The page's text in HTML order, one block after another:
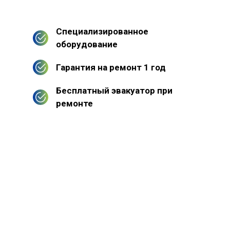
Специализированное
оборудование
Гарантия на ремонт 1 год
Бесплатный эвакуатор при
ремонте